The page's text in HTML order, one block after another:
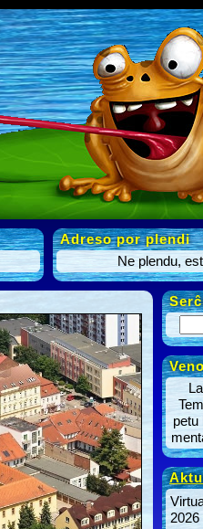
Adreso por plendi
Ne plendu,
petu
2026